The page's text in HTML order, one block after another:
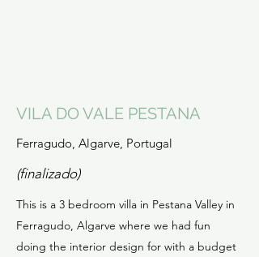
VILA DO VALE PESTANA
Ferragudo, Algarve, Portugal
(finalizado)
This is a 3 bedroom villa in Pestana Valley in
Ferragudo, Algarve where we had fun
doing the interior design for with a budget